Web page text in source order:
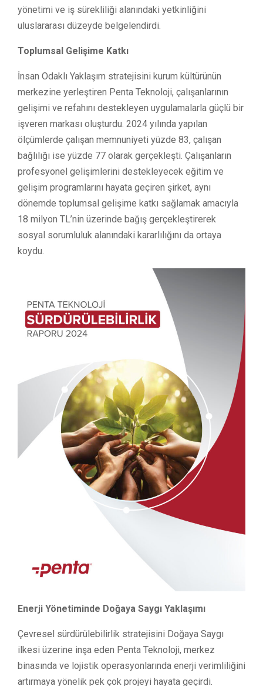
yönetimi ve iş sürekliliği alanındaki yetkinliğini
uluslararası düzeyde belgelendirdi.
Toplumsal Gelişime Katkı
İnsan Odaklı Yaklaşım stratejisini kurum kültürünün
merkezine yerleştiren Penta Teknoloji, çalışanlarının
gelişimi ve refahını destekleyen uygulamalarla güçlü bir
işveren markası oluşturdu. 2024 yılında yapılan
ölçümlerde çalışan memnuniyeti yüzde 83, çalışan
bağlılığı ise yüzde 77 olarak gerçekleşti. Çalışanların
profesyonel gelişimlerini destekleyecek eğitim ve
gelişim programlarını hayata geçiren şirket, aynı
dönemde toplumsal gelişime katkı sağlamak amacıyla
18 milyon TL’nin üzerinde bağış gerçekleştirerek
sosyal sorumluluk alanındaki kararlılığını da ortaya
koydu.
Enerji Yönetiminde Doğaya Saygı Yaklaşımı
Çevresel sürdürülebilirlik stratejisini Doğaya Saygı
ilkesi üzerine inşa eden Penta Teknoloji, merkez
binasında ve lojistik operasyonlarında enerji verimliliğini
artırmaya yönelik pek çok projeyi hayata geçirdi.